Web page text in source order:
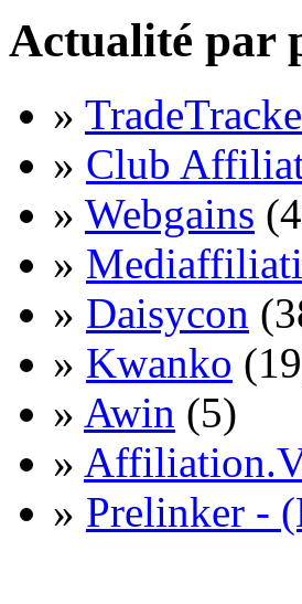
Actualité par
»
» Club
» Webgains
»
» Daisycon
» Kwanko
» Awin (5)
»
» Prelinker -